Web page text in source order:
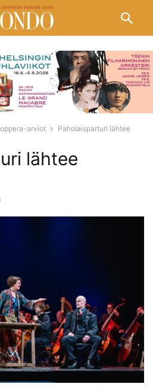
arviot
Paholaisparturi lähtee
lähtee